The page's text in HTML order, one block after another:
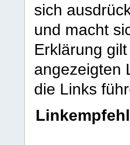
sich
und macht
Erklärung
angezeigten
die Links